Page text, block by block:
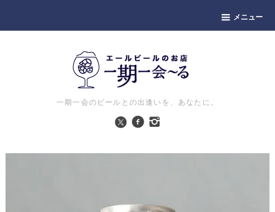
メニュー
一期一会のビールとの出逢いを、あなたに。